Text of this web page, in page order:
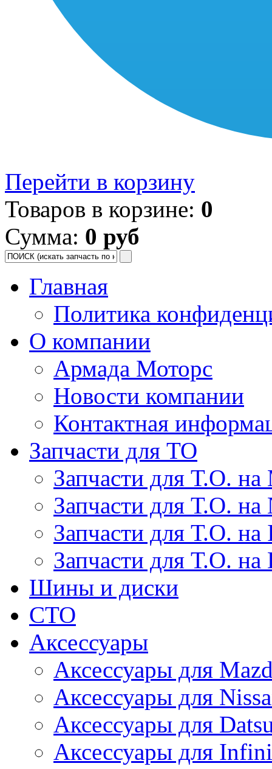
Перейти в корзину
Товаров в корзине: 0
Сумма: 0 руб
Главная
Политика
О компании
Армада Моторс
Новости компании
Контактная
Запчасти для ТО
Запчасти для Т.О. на
Запчасти для Т.О. на
Запчасти для Т.О.
Запчасти для Т.О. на
Шины и диски
СТО
Аксессуары
Аксессуары для
Аксессуары для
Аксессуары для
Аксессуары для